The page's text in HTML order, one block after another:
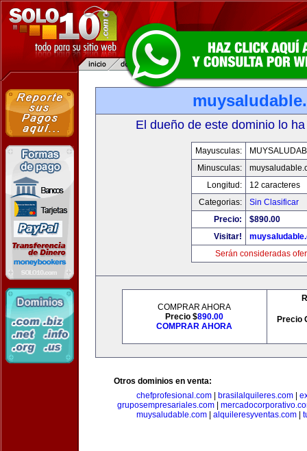
El dueño de este dominio lo
Mayusculas:
Minusculas:
Longitud:
12 caracteres
Categorias:
Sin Clasificar
Precio:
$890.00
Visitar!
Serán consideradas
COMPRAR AHORA
Precio $890.00
COMPRAR AHORA
Precio
Otros dominios en venta:
chefprofesional.com
brasilalquileres.com
gruposempresariales.com
muysaludable.com
alquileresyventas.com